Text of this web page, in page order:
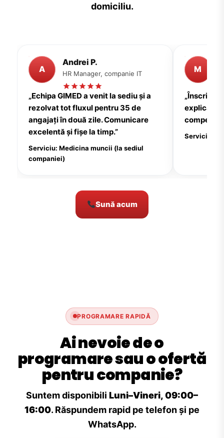
domiciliu.
A
Andrei P.
HR Manager, companie IT
„Echipa GIMED a venit la sediu și a
rezolvat tot fluxul pentru 35 de
angajați în două zile. Comunicare
excelentă și fișe la timp.”
Serviciu: Medicina muncii (la sediul
companiei)
M
explicații
Serviciu:
Sună acum
PROGRAMARE RAPIDĂ
Ai nevoie de o
programare sau o ofertă
pentru companie?
Suntem disponibili Luni–Vineri, 09:00–
16:00. Răspundem rapid pe telefon și pe
WhatsApp.